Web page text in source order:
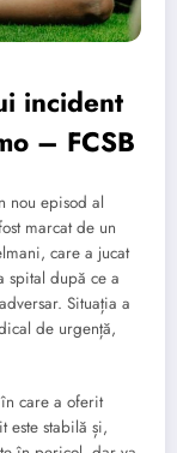
incident
– FCSB
nou episod al
marcat de un
care a jucat
spital după ce a
Situația a
de urgență,
care a oferit
este stabilă și,